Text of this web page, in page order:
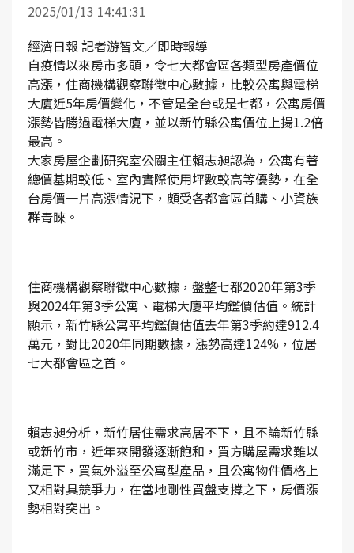
2025/01/13 14:41:31
經濟日報 記者游智文／即時報導
自疫情以來房市多頭，令七大都會區各類型房產價位
高漲，住商機構觀察聯徵中心數據，比較公寓與電梯
大廈近5年房價變化，不管是全台或是七都，公寓房價
漲勢皆勝過電梯大廈，並以新竹縣公寓價位上揚1.2倍
最高。
大家房屋企劃研究室公關主任賴志昶認為，公寓有著
總價基期較低、室內實際使用坪數較高等優勢，在全
台房價一片高漲情況下，頗受各都會區首購、小資族
群青睞。
住商機構觀察聯徵中心數據，盤整七都2020年第3季
與2024年第3季公寓、電梯大廈平均鑑價估值。統計
顯示，新竹縣公寓平均鑑價估值去年第3季約達912.4
萬元，對比2020年同期數據，漲勢高達124%，位居
七大都會區之首。
賴志昶分析，新竹居住需求高居不下，且不論新竹縣
或新竹市，近年來開發逐漸飽和，買方購屋需求難以
滿足下，買氣外溢至公寓型產品，且公寓物件價格上
又相對具競爭力，在當地剛性買盤支撐之下，房價漲
勢相對突出。